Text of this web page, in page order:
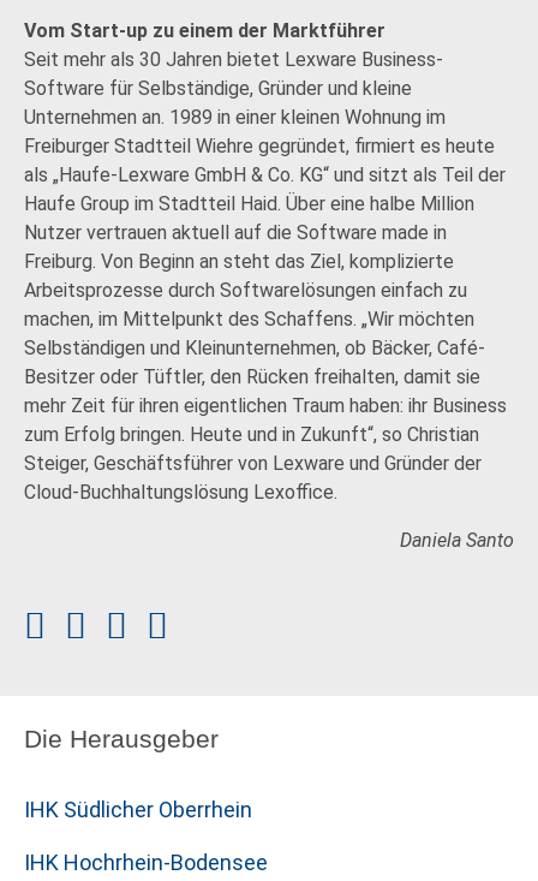
Vom Start-up zu einem der Marktführer
Seit mehr als 30 Jahren bietet Lexware Business-
Software für Selbständige, Gründer und kleine
Unternehmen an. 1989 in einer kleinen Wohnung im
Freiburger Stadtteil Wiehre gegründet, firmiert es heute
als „Haufe-Lexware GmbH & Co. KG“ und sitzt als Teil der
Haufe Group im Stadtteil Haid. Über eine halbe Million
Nutzer vertrauen aktuell auf die Software made in
Freiburg. Von Beginn an steht das Ziel, komplizierte
Arbeitsprozesse durch Softwarelösungen einfach zu
machen, im Mittelpunkt des Schaffens. „Wir möchten
Selbständigen und Kleinunternehmen, ob Bäcker, Café-
Besitzer oder Tüftler, den Rücken freihalten, damit sie
mehr Zeit für ihren eigentlichen Traum haben: ihr Business
zum Erfolg bringen. Heute und in Zukunft“, so Christian
Steiger, Geschäftsführer von Lexware und Gründer der
Cloud-Buchhaltungslösung Lexoffice.
Daniela Santo
Die Herausgeber
IHK Südlicher Oberrhein
IHK Hochrhein-Bodensee